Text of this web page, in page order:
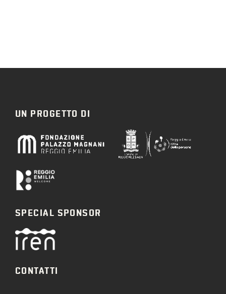
UN PROGETTO DI
SPECIAL SPONSOR
CONTATTI